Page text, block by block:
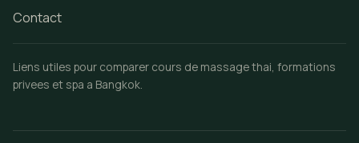
Contact
Liens utiles pour comparer cours de massage thai, formations
privees et spa a Bangkok.